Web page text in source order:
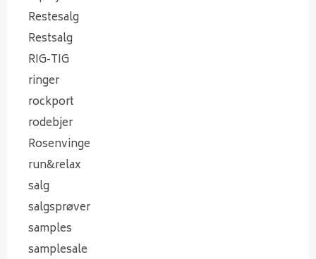
Restesalg
Restsalg
RIG-TIG
ringer
rockport
rodebjer
Rosenvinge
run&relax
salg
salgsprøver
samples
samplesale